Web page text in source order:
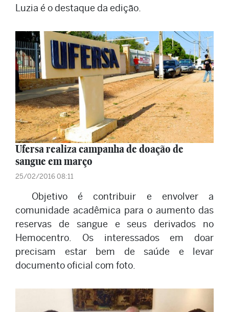
Luzia é o destaque da edição.
Ufersa realiza campanha de doação de
sangue em março
25/02/2016 08:11
Objetivo é contribuir e envolver a
comunidade acadêmica para o aumento das
reservas de sangue e seus derivados no
Hemocentro. Os interessados em doar
precisam estar bem de saúde e levar
documento oficial com foto.